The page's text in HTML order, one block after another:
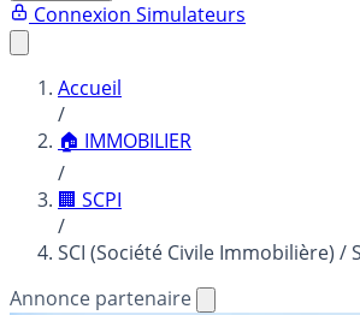
Connexion Simulateurs
Accueil
/
🏠 IMMOBILIER
/
🏢 SCPI
/
SCI (Société Civile Immobilière) /
Annonce partenaire